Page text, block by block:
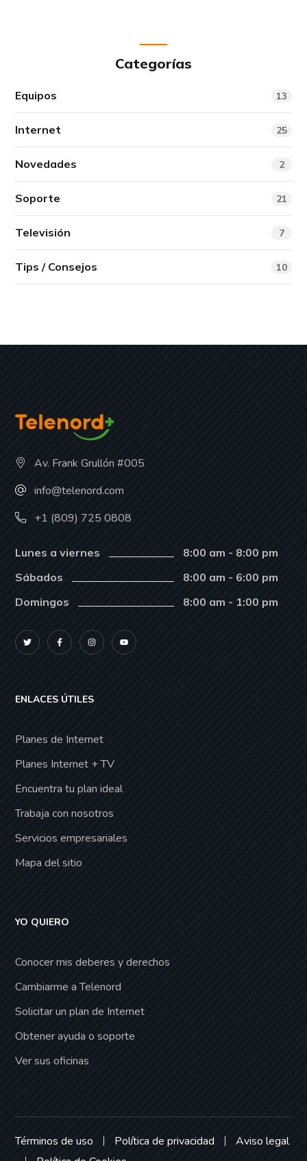
Categorías
Equipos 13
Internet 25
Novedades 2
Soporte 21
Televisión 7
Tips / Consejos 10
Av. Frank Grullón #005
info@telenord.com
+1 (809) 725 0808
Lunes a viernes
8:00 am - 8:00 pm
Sábados
8:00 am - 6:00 pm
Domingos
8:00 am - 1:00 pm
ENLACES ÚTILES
Planes de Internet
Planes Internet + TV
Encuentra tu plan ideal
Trabaja con nosotros
Servicios empresariales
Mapa del sitio
YO QUIERO
Conocer mis deberes y derechos
Cambiarme a Telenord
Solicitar un plan de Internet
Obtener ayuda o soporte
Ver sus oficinas
Términos de uso Política de privacidad
Aviso legal